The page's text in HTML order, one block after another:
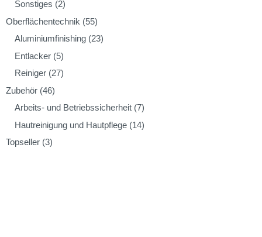
Sonstiges (2)
Oberflächentechnik (55)
Aluminiumfinishing (23)
Entlacker (5)
Reiniger (27)
Zubehör (46)
Arbeits- und Betriebssicherheit (7)
Hautreinigung und Hautpflege (14)
Topseller (3)